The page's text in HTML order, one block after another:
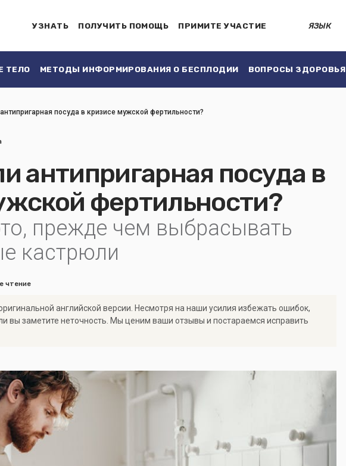
УЗНАТЬ ПОЛУЧИТЬ ПОМОЩЬ ПРИМИТЕ УЧАСТИЕ ЯЗЫК
ТЕЛО МЕТОДЫ ИНФОРМИРОВАНИЯ О БЕСПЛОДИИ ВОПРОСЫ ЗДОРОВЬЯ
посуда в кризисе мужской фертильности?
антипригарная посуда в
фертильности?
прежде чем выбрасывать
кастрюли
чтение
английской версии. Несмотря на наши усилия избежать ошибок,
вы заметите неточность. Мы ценим ваши отзывы и постараемся исправить